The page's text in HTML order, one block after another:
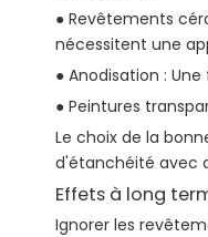
● Revêtements
nécessitent une
● Anodisation :
● Peintures
Le choix de la
d'étanchéité avec
Effets à long
Ignorer les